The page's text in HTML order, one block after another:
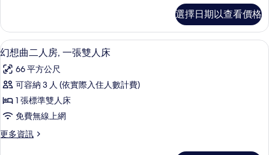
所
有
相
片
二
人
房
詳
情
選擇日期以查看價格
顯
示
幻
想
曲
二
人
幻想曲二人房, 一張雙人床 | 迷你吧、
4
幻想曲二人房, 一張雙人床
66 平方公尺
可容納 3 人 (依實際入住人數計費)
1 張標準雙人床
免費無線上網
更多資訊
更